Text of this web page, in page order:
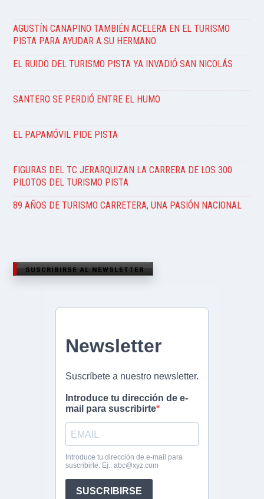
AGUSTÍN CANAPINO TAMBIÉN ACELERA EN EL TURISMO
PISTA PARA AYUDAR A SU HERMANO
EL RUIDO DEL TURISMO PISTA YA INVADIÓ SAN NICOLÁS
SANTERO SE PERDIÓ ENTRE EL HUMO
EL PAPAMÓVIL PIDE PISTA
FIGURAS DEL TC JERARQUIZAN LA CARRERA DE LOS 300
PILOTOS DEL TURISMO PISTA
89 AÑOS DE TURISMO CARRETERA, UNA PASIÓN NACIONAL
SUSCRIBIRSE AL NEWSLETTER